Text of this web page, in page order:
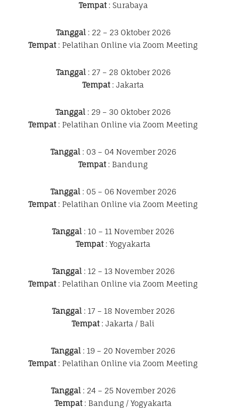
Tempat: Surabaya
Tanggal: 22 – 23 Oktober 2026
Tempat: Pelatihan Online via Zoom Meeting
Tanggal: 27 – 28 Oktober 2026
Tempat: Jakarta
Tanggal : 29 – 30 Oktober 2026
Tempat: Pelatihan Online via Zoom Meeting
Tanggal: 03 – 04 November 2026
Tempat: Bandung
Tanggal: 05 – 06 November 2026
Tempat: Pelatihan Online via Zoom Meeting
Tanggal : 10 – 11 November 2026
Tempat: Yogyakarta
Tanggal: 12 – 13 November 2026
Tempat: Pelatihan Online via Zoom Meeting
Tanggal: 17 – 18 November 2026
Tempat: Jakarta / Bali
Tanggal : 19 – 20 November 2026
Tempat: Pelatihan Online via Zoom Meeting
Tanggal: 24 – 25 November 2026
Tempat: Bandung / Yogyakarta